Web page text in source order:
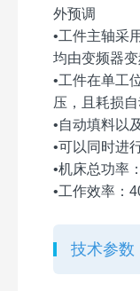
外预调
•工件主轴采
均由变频器
•工件在单工
压，且耗损自
•自动填料以
•可以同时进
•机床总功率
•工作效率：
技术参数